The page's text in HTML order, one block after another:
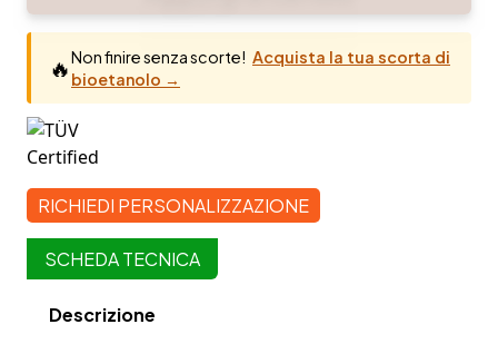
quantità
🔥Non finire senza scorte! Acquista la tua scorta di
bioetanolo →
RICHIEDI PERSONALIZZAZIONE
SCHEDA TECNICA
Descrizione